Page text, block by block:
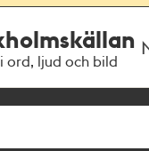
ord, ljud och bild